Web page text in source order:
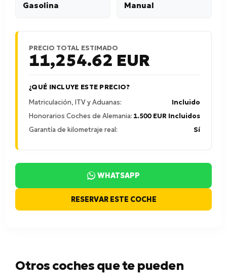
Gasolina Manual
PRECIO TOTAL ESTIMADO
11,254.62 EUR
¿QUÉ INCLUYE ESTE PRECIO?
Matriculación, ITV y Aduanas:
Incluido
Honorarios Coches de Alemania: 1.500 EUR Incluidos
Garantía de kilometraje real:
Sí
WHATSAPP
RESERVAR ESTE COCHE
Otros coches que te pueden